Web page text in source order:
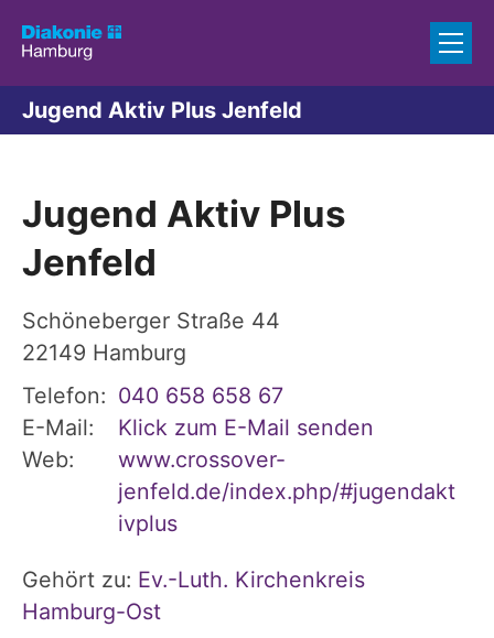
Jugend Aktiv Plus Jenfeld
Jugend Aktiv Plus
Jenfeld
Schöneberger Straße 44
22149 Hamburg
Telefon: 040 658 658 67
E-Mail:
Klick zum E-Mail senden
Web:
www.crossover-
jenfeld.de/index.php/#jugendakt
ivplus
Gehört zu: Ev.-Luth. Kirchenkreis
Hamburg-Ost